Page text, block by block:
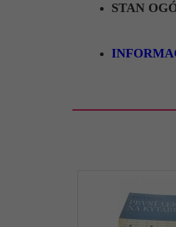
STAN